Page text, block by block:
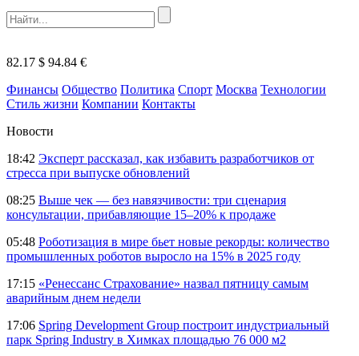
82.17 $ 94.84 €
Финансы Общество Политика Спорт Москва Технологии
Стиль жизни Компании Контакты
Новости
18:42 Эксперт рассказал, как избавить разработчиков от
стресса при выпуске обновлений
08:25 Выше чек — без навязчивости: три сценария
консультации, прибавляющие 15–20% к продаже
05:48 Роботизация в мире бьет новые рекорды: количество
промышленных роботов выросло на 15% в 2025 году
17:15 «Ренессанс Страхование» назвал пятницу самым
аварийным днем недели
17:06 Spring Development Group построит индустриальный
парк Spring Industry в Химках площадью 76 000 м2